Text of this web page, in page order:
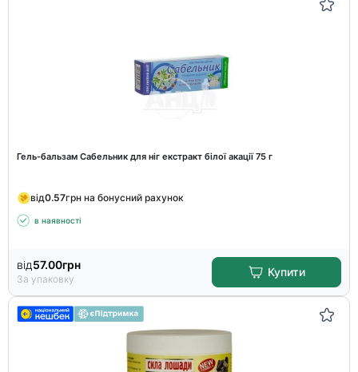
Гель-бальзам Сабельник для ніг екстракт білої акації 75 г
від0.57грн на бонусний рахунок
в наявності
від57.00грн
За упаковку
Купити